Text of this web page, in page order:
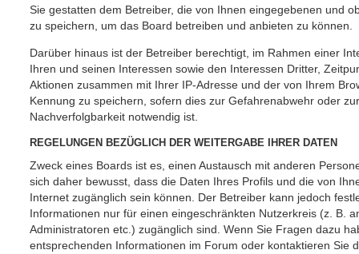
Sie gestatten dem Betreiber, die von Ihnen eingegebenen und
zu speichern, um das Board betreiben und anbieten zu können.
Darüber hinaus ist der Betreiber berechtigt, im Rahmen einer
Ihren und seinen Interessen sowie den Interessen Dritter,
Aktionen zusammen mit Ihrer IP-Adresse und der von Ihrem
Kennung zu speichern, sofern dies zur Gefahrenabwehr oder
Nachverfolgbarkeit notwendig ist.
REGELUNGEN BEZÜGLICH DER WEITERGABE IHRER DATEN
Zweck eines Boards ist es, einen Austausch mit anderen
sich daher bewusst, dass die Daten Ihres Profils und die von
Internet zugänglich sein können. Der Betreiber kann jedoch
Informationen nur für einen eingeschränkten Nutzerkreis (z. B.
Administratoren etc.) zugänglich sind. Wenn Sie Fragen dazu
entsprechenden Informationen im Forum oder kontaktieren Sie